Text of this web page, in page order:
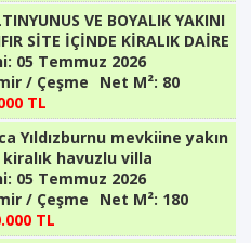
VE BOYALIK YAKINI
SİTE İÇİNDE KİRALIK DAİRE
05 Temmuz 2026
/ Çeşme Net M²: 80
TL
Yıldızburnu mevkiine yakın
havuzlu villa
05 Temmuz 2026
/ Çeşme Net M²: 180
TL